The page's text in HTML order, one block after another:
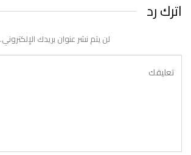
اترك رد
لن يتم نشر عنوان بريدك الإلكتروني.